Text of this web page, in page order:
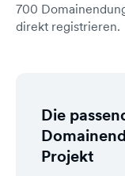
700
direkt registrieren.
Die
Projekt